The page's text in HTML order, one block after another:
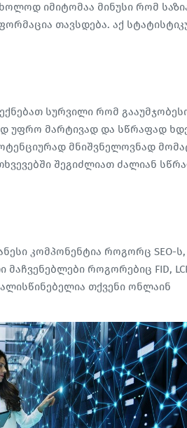
იმიტომაა მინუსი რომ
თავსდება. აქ
სურვილი რომ
უფრო მარტივად და სწრაფად
მნიშვნელოვნად
შეგიძლიათ ძალიან
კომპონენტია როგორც SEO-ს,
როგორებიც FID,
თქვენი ონლაინ